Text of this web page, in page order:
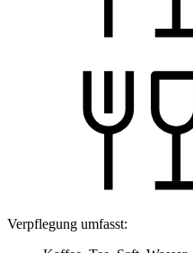
Verpflegung umfasst: